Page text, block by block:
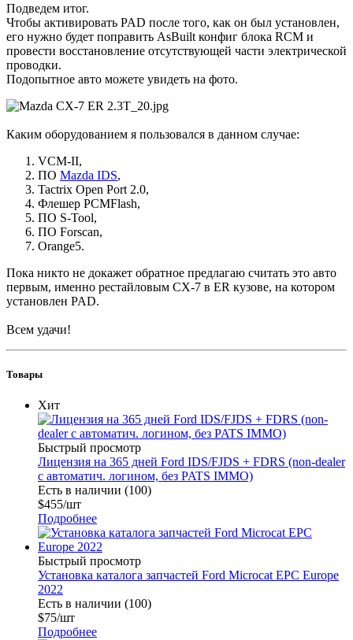
Подведем итог.
Чтобы активировать PAD после того, как он был установлен,
его нужно будет поправить AsBuilt конфиг блока RCM и
провести восстановление отсутствующей части электрической
проводки.
Подопытное авто можете увидеть на фото.
Каким оборудованием я пользовался в данном случае:
VCM-II,
ПО Mazda IDS,
Tactrix Open Port 2.0,
Флешер PCMFlash,
ПО S-Tool,
ПО Forscan,
Orange5.
Пока никто не докажет обратное предлагаю считать это авто
первым, именно рестайловым CX-7 в ER кузове, на котором
установлен PAD.
Всем удачи!
Товары
Хит
Быстрый просмотр
Лицензия на 365 дней Ford IDS/FJDS + FDRS (non-dealer
с автоматич. логином, без PATS IMMO)
Есть в наличии (100)
$455/шт
Подробнее
Быстрый просмотр
Установка каталога запчастей Ford Microcat EPC Europe
2022
Есть в наличии (100)
$75/шт
Подробнее